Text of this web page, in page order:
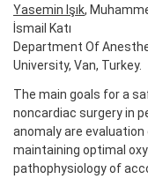
Yasemin Işık,
İsmail Katı
Department Of
University, Van, Turkey.
The main goals for a
noncardiac surgery in
anomaly are
maintaining optimal
pathophysiology of